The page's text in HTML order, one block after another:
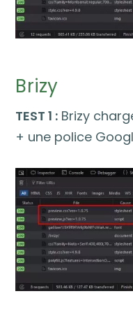
Brizy
TEST 1 : Brizy
+ une police